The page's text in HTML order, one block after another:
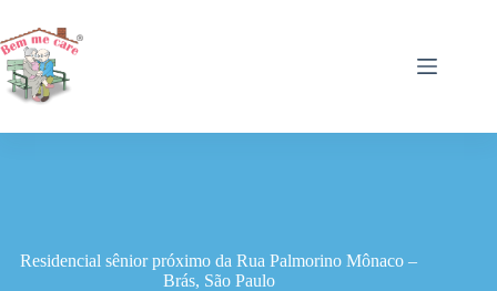
para
o
conteúdo
Residencial sênior próximo da Rua Palmorino Mônaco –
Brás, São Paulo